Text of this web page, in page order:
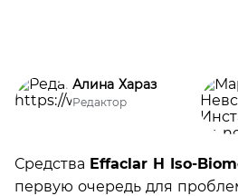
Алина Хараз
Редактор
Средства Effaclar H Iso-
первую очередь для